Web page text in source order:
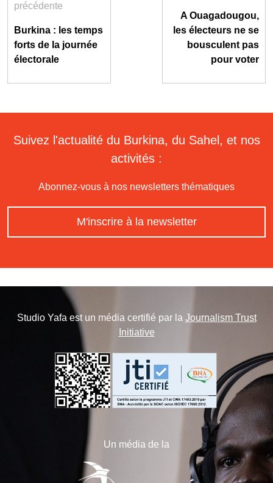
précédente
Burkina : les temps
forts de la journée
électorale
A Ouagadougou,
les électeurs ne se
bousculent pas
pour voter
Suivez l'actualité du Burkina, du Sahel, et nos
activités :
Abonnez-vous à nos newsletters thématiques
M'inscrire à la newsletter
Studio Yafa est un média certifié par la Journalism Trust
Initiative
Un média de la